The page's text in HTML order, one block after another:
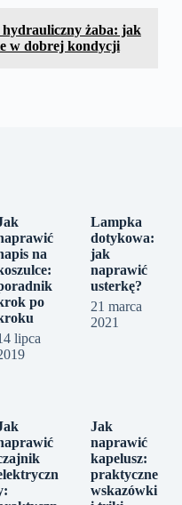
hydrauliczny żaba: jak
w dobrej kondycji
na
po
lipca
Lampka
dotykowa:
jak
naprawić
usterkę?
21 marca
2021
Jak
naprawić
kapelusz:
praktyczne
wskazówki